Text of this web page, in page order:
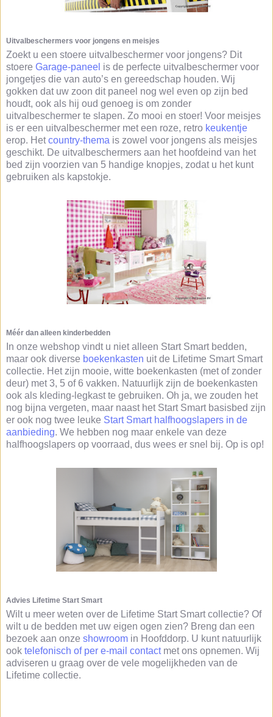
Uitvalbeschermers voor jongens en meisjes
Zoekt u een stoere uitvalbeschermer voor jongens? Dit
stoere Garage-paneel is de perfecte uitvalbeschermer voor
jongetjes die van auto’s en gereedschap houden. Wij
gokken dat uw zoon dit paneel nog wel even op zijn bed
houdt, ook als hij oud genoeg is om zonder
uitvalbeschermer te slapen. Zo mooi en stoer! Voor meisjes
is er een uitvalbeschermer met een roze, retro keukentje
erop. Hetcountry-thema is zowel voor jongens als meisjes
geschikt. De uitvalbeschermers aan het hoofdeind van het
bed zijn voorzien van 5 handige knopjes, zodat u het kunt
gebruiken als kapstokje.
Méér dan alleen kinderbedden
In onze webshop vindt u niet alleen Start Smart bedden,
maar ook diverse boekenkasten uit de Lifetime Smart Smart
collectie. Het zijn mooie, witte boekenkasten (met of zonder
deur) met 3, 5 of 6 vakken. Natuurlijk zijn de boekenkasten
ook als kleding-legkast te gebruiken. Oh ja, we zouden het
nog bijna vergeten, maar naast het Start Smart basisbed zijn
er ook nog twee leuke Start Smart halfhoogslapers in de
aanbieding. We hebben nog maar enkele van deze
halfhoogslapers op voorraad, dus wees er snel bij. Op is op!
Advies Lifetime Start Smart
Wilt u meer weten over de Lifetime Start Smart collectie? Of
wilt u de bedden met uw eigen ogen zien? Breng dan een
bezoek aan onze showroom in Hoofddorp. U kunt natuurlijk
ook telefonisch of per e-mail contactmet ons opnemen. Wij
adviseren u graag over de vele mogelijkheden van de
Lifetime collectie.